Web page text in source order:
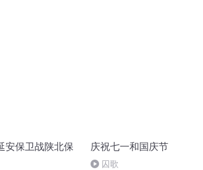
安保卫战陕北保
庆祝七一和国庆节
囚歌